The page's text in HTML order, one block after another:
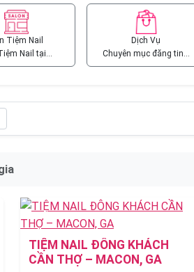
Tiệm Nail
Nail tại…
Dịch Vụ
Chuyên mục đăng tin…
TIỆM NAIL ĐÔNG KHÁCH
CẦN THỢ – MACON, GA